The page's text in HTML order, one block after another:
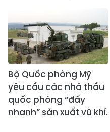
Bộ Quốc phòng Mỹ
yêu cầu các nhà thầu
quốc phòng “đẩy
nhanh” sản xuất vũ khí.